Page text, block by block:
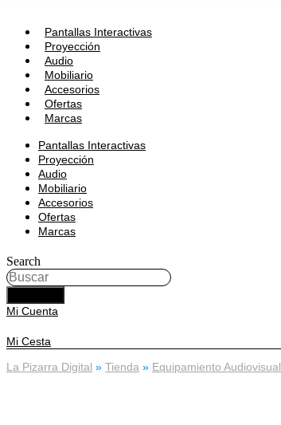
Pantallas Interactivas
Proyección
Audio
Mobiliario
Accesorios
Ofertas
Marcas
Pantallas Interactivas
Proyección
Audio
Mobiliario
Accesorios
Ofertas
Marcas
Search
Mi Cuenta
Mi Cesta
La Pizarra Digital » Tienda » Equipamiento Audiovisual